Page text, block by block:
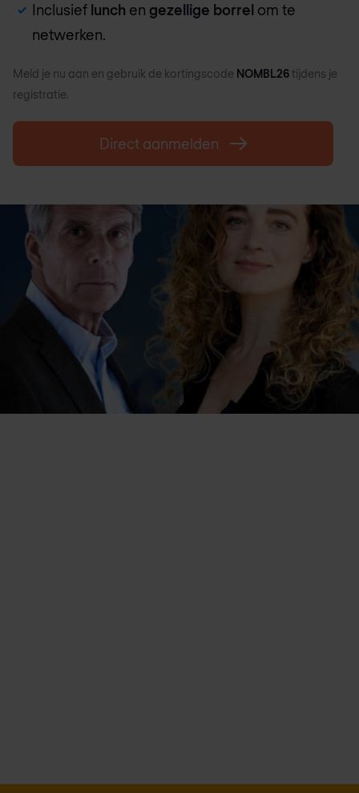
Inclusief lunch en gezellige borrel om te
netwerken.
Meld je nu aan en gebruik de kortingscode NOMBL26tijdens je
registratie.
Direct aanmelden